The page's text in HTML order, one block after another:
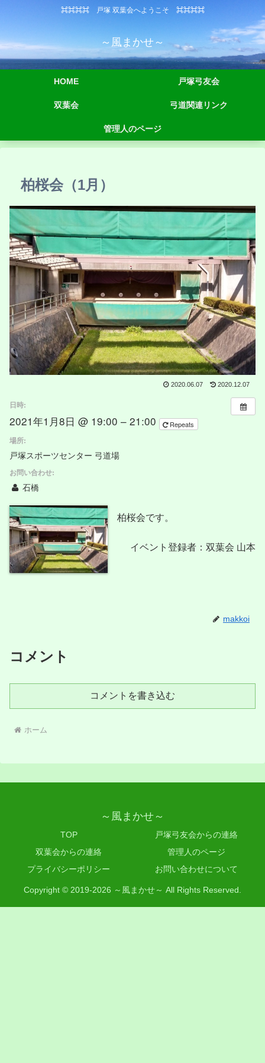
⌘⌘⌘⌘ 戸塚 双葉会へようこそ ⌘⌘⌘⌘
～風まかせ～
HOME 戸塚弓友会
双葉会 弓道関連リンク
管理人のページ
柏桜会（1月）
2020.06.07 2020.12.07
日時:
2021年1月8日 @ 19:00 – 21:00 Repeats
場所:
戸塚スポーツセンター 弓道場
お問い合わせ:
石橋
柏桜会です。
イベント登録者：双葉会 山本
makkoi
コメント
コメントを書き込む
ホーム
～風まかせ～
TOP
戸塚弓友会からの連絡
双葉会からの連絡
管理人のページ
プライバシーポリシー
お問い合わせについて
Copyright © 2019-2026 ～風まかせ～ All Rights Reserved.